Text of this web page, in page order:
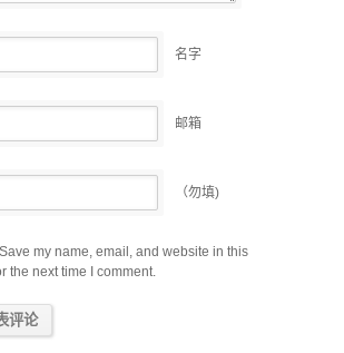
名字
邮箱
（勿填)
Save my name, email, and website in this
the next time I comment.